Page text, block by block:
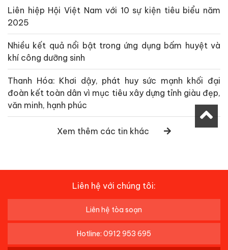
Liên hiệp Hội Việt Nam với 10 sự kiện tiêu biểu năm
2025
Nhiều kết quả nổi bật trong ứng dụng bấm huyệt và
khí công dưỡng sinh
Thanh Hóa: Khơi dậy, phát huy sức mạnh khối đại
đoàn kết toàn dân vì mục tiêu xây dựng tỉnh giàu đẹp,
văn minh, hạnh phúc
Xem thêm các tin khác
Liên hệ với chúng tôi:
Liên hệ tòa soạn
Hotline: 0912 953 695